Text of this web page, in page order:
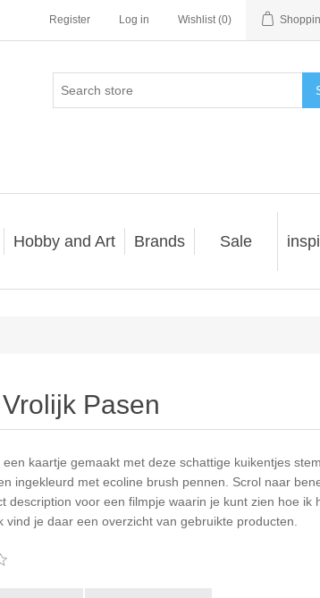
Register Log in Wishlist (0)
Hobby and Art Brands Sale
Pasen
een kaartje gemaakt met deze schattige kuikentjes
ingekleurd met ecoline brush pennen. Scrol naar
description voor een filmpje waarin je kunt zien hoe ik
vind je daar een overzicht van gebruikte producten.